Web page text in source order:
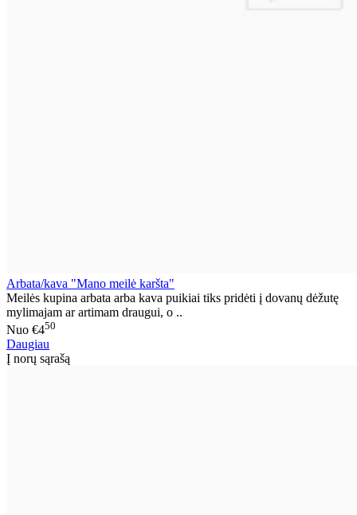
Arbata/kava "Mano meilė karšta"
Meilės kupina arbata arba kava puikiai tiks pridėti į dovanų dėžutę
mylimajam ar artimam draugui, o ..
Nuo €450
Daugiau
Į norų sąrašą